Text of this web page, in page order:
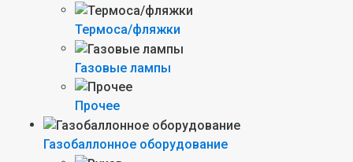
Термоса/фляжки
Газовые лампы
Прочее
Газобаллонное оборудование